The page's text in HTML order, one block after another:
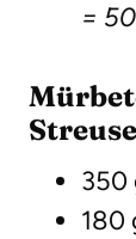
=
350
180